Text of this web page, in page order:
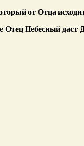
от Отца
Отец Небесный даст